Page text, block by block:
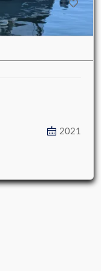
2021